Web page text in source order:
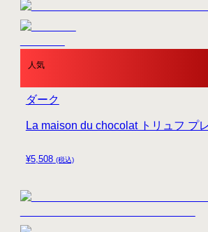
人気
¥5,508 (税込)
La maison du chocolat トリュフ プ
ダーク